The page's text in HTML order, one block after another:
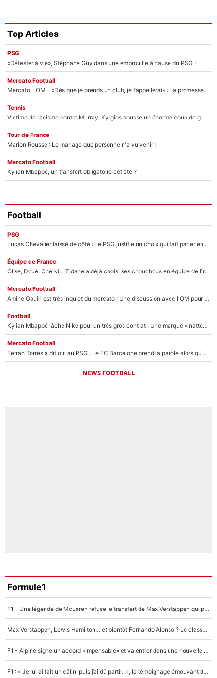
Top Articles
PSG
«Détester à vie», Stéphane Guy dans une embrouille à cause du PSG !
Mercato Football
Mercato - OM - «Dès que je prends un club, je t’appellerai» : La promesse de Marcelino au moment de claquer la porte
Tennis
Victime de racisme contre Murray, Kyrgios pousse un énorme coup de gueule !
Tour de France
Marion Rousse : Le mariage que personne n'a vu venir !
Mercato Football
Kylian Mbappé, un transfert obligatoire cet été ?
Football
PSG
Lucas Chevalier laissé de côté : Le PSG justifie un choix qui fait parler en plein mercato
Équipe de France
Olise, Doué, Cherki… Zidane a déjà choisi ses chouchous en équipe de France ? L’IA annonce des surprises sans Kylian Mbappé !
Mercato Football
Amine Gouiri est très inquiet du mercato : Une discussion avec l'OM pour acter son transfert !
Football
Kylian Mbappé lâche Nike pour un très gros contrat : Une marque «inattendue» va frapper très fort
Mercato Football
Ferran Torres a dit oui au PSG : Le FC Barcelone prend la parole alors qu'un transfert de l'attaquant espagnol prend forme
NEWS FOOTBALL
Formule1
F1 - Une légende de McLaren refuse le transfert de Max Verstappen qui pourrait «faire des vagues» et plomber l'ambiance dans l'équipe
Max Verstappen, Lewis Hamilton… et bientôt Fernando Alonso ? Le classement des pilotes les mieux payés en Formule 1 risque de changer !
F1 - Alpine signe un accord «impensable» et va entrer dans une nouvelle dimension : Grande nouvelle pour Pierre Gasly !
F1 : « Je lui ai fait un câlin, puis j’ai dû partir...», le témoignage émouvant de Max Verstappen sur sa fille